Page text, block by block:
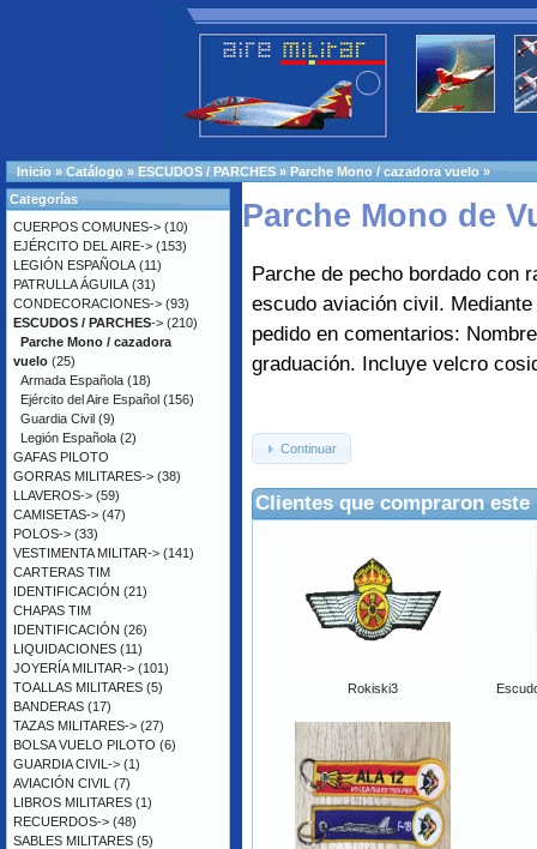
Inicio » Catálogo » ESCUDOS / PARCHES » Parche Mono / cazadora vuelo »
Parche Mono de
Parche de pecho bordado con
escudo aviación civil.
pedido en comentarios:
graduación. Incluye velcro
Continuar
Clientes que compraron
Rokiski3
Categorías
CUERPOS COMUNES-> (10)
EJÉRCITO DEL AIRE-> (153)
LEGIÓN ESPAÑOLA (11)
PATRULLA ÁGUILA (31)
CONDECORACIONES-> (93)
ESCUDOS / PARCHES-> (210)
Parche Mono / cazadora
vuelo (25)
Armada Española (18)
Ejército del Aire Español (156)
Guardia Civil (9)
Legión Española (2)
GAFAS PILOTO
GORRAS MILITARES-> (38)
LLAVEROS-> (59)
CAMISETAS-> (47)
POLOS-> (33)
VESTIMENTA MILITAR-> (141)
CARTERAS TIM
IDENTIFICACIÓN (21)
CHAPAS TIM
IDENTIFICACIÓN (26)
LIQUIDACIONES (11)
JOYERÍA MILITAR-> (101)
TOALLAS MILITARES (5)
BANDERAS (17)
TAZAS MILITARES-> (27)
BOLSA VUELO PILOTO (6)
GUARDIA CIVIL-> (1)
AVIACIÓN CIVIL (7)
LIBROS MILITARES (1)
RECUERDOS-> (48)
SABLES MILITARES (5)